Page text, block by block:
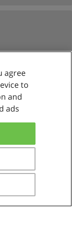
95610580: -
agree
to
and
ads